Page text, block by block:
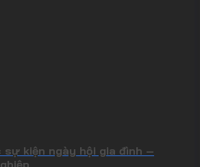
kiện ngày hội gia đình –